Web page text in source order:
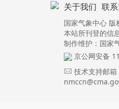
关于我们 联
国家气象中心
本站所刊登的信
制作维护：国家
京公网安备
技术支持邮箱